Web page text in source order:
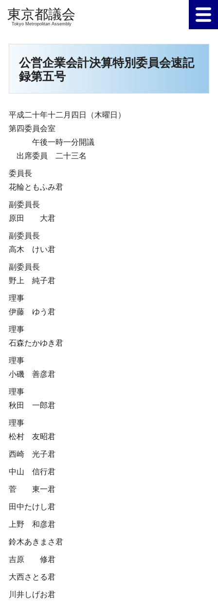
Tokyo Metropolitan Assembly
公営企業会計決算特別委員会速記
録第五号
平成二十年十二月四日（木曜日）
第四委員会室
午後一時一分開議
出席委員 二十三名
委員長
花輪ともふみ君
副委員長
原田 大君
副委員長
高木 けい君
副委員長
野上 純子君
理事
伊藤 ゆう君
理事
石森たかゆき君
理事
小磯 善彦君
理事
秋田 一郎君
理事
松村 友昭君
西崎 光子君
中山 信行君
菅 東一君
田中たけし君
上野 和彦君
鈴木あきまさ君
吉原 修君
大西さとる君
川井しげお君